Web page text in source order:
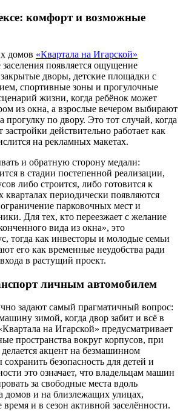
комфорт и возможные
домов «Квартала на Игарской»
появляется ощущение
дворы, детские площадки с
спортивные зоны и прогулочные
жизни, когда ребёнок может
из окна, а взрослые вечером выбирают
прогулку по двору. Это тот случай, когда
действительно работает как
на рекламных макетах.
и обратную сторону медали:
в стадии постепенной реализации,
либо строится, либо готовится к
кварталах периодически появляются
парковочных мест и
Для тех, кто переезжает с желание
вида из окна», это
тогда как инвесторы и молодые семьи
его как временные неудобства ради
в растущий проект.
личным автомобилем
задают самый прагматичный вопрос:
зимой, когда двор забит и всё в
на Игарской» предусматривает
пространства вокруг корпусов, при
акцент на безмашинном
безопасность для детей и
это означает, что владельцам машин
за свободные места вдоль
домов и на близлежащих улицах,
время и в сезон активной заселённости.